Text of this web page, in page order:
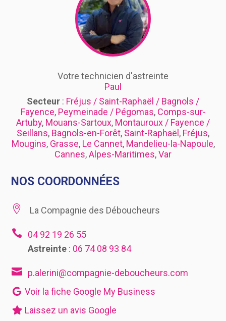
Votre technicien d'astreinte
Paul
Secteur : Fréjus / Saint-Raphaël / Bagnols /
Fayence, Peymeinade / Pégomas, Comps-sur-
Artuby, Mouans-Sartoux, Montauroux / Fayence /
Seillans, Bagnols-en-Forêt, Saint-Raphaël , Fréjus,
Mougins, Grasse, Le Cannet, Mandelieu-la-Napoule,
Cannes,Alpes-Maritimes,Var
NOS COORDONNÉES
 La Compagnie des Déboucheurs

04 92 19 26 55
Astreinte: 06 74 08 93 84
 p.alerini@compagnie-deboucheurs.com
Voir la fiche Google My Business
Laissez un avis Google